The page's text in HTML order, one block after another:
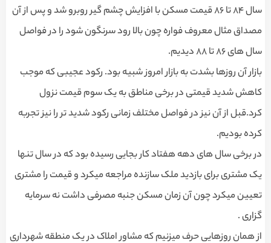
سال ٨۴ تا ٨۶ قیمت مسکن با افزایش چشم گیر روبرو شد و پس از آن
مصداق مثال معروف فواره چون بالا رود سرنگون شود را در فواصل
سال های ٨۶ تا ٨٨ دیدیم.
بازار آن روزها بشدت به بازار امروز شبیه بود. رکود عجیبی که موجب
کاهش شدید قیمتی در برخی مناطق به یک سوم قیمت نزول
کرد.قبل از آن نیز در فواصل مختلف زمانی رکود شدید تر را نیز تجربه
کرده بودیم.
در برخی سال های دهه هفتاد کار بجایی رسیده بود که در سال تنها
یک مشتری برای بازدید ملک سازنده مراجعه میکرد و قیمت را مشتری
تعیین میکرد چون آن زمان مسکن جنبه مصرفی داشت نه سرمایه
گزاری .
از همان روزهایی حرف میزنیم که مشاور املاک در یک منطقه شهرداری